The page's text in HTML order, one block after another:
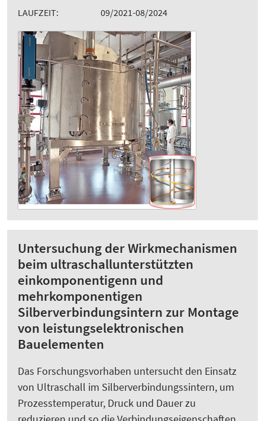
LAUFZEIT:
09/2021-08/2024
Untersuchung der Wirkmechanismen
beim ultraschallunterstützten
einkomponentigenn und
mehrkomponentigen
Silberverbindungsintern zur Montage
von leistungselektronischen
Bauelementen
Das Forschungsvorhaben untersucht den Einsatz
von Ultraschall im Silberverbindungssintern, um
Prozesstemperatur, Druck und Dauer zu